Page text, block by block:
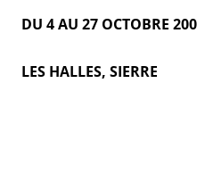
DU 4 AU 27 OCTOBRE
LES HALLES, SIERRE